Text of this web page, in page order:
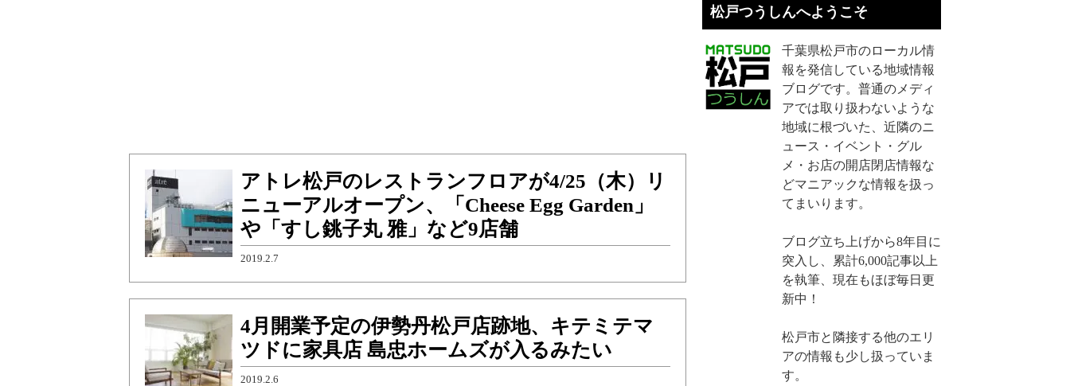
アトレ松戸のレストランフロアが4/25（木）リ
ニューアルオープン、「Cheese Egg Garden」
や「すし銚子丸 雅」など9店舗
2019.2.7
4月開業予定の伊勢丹松戸店跡地、キテミテマ
ツドに家具店 島忠ホームズが入るみたい
2019.2.6
松戸つうしんへようこそ
千葉県松戸市のローカル情
報を発信している地域情報
ブログです。普通のメディ
アでは取り扱わないような
地域に根づいた、近隣のニ
ュース・イベント・グル
メ・お店の開店閉店情報な
どマニアックな情報を扱っ
てまいります。
ブログ立ち上げから8年目に
突入し、累計6,000記事以上
を執筆、現在もほぼ毎日更
新中！
松戸市と隣接する他のエリ
アの情報も少し扱っていま
す。